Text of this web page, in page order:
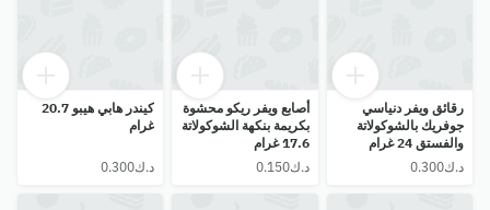
رقائق ويفر دنياسي
جوفريك بالشوكولاتة
والفستق 24 غرام
أصابع ويفر ريكو محشوة
بكريمة بنكهة الشوكولاتة
17.6 غرام
⁦د.ك0.150⁩
كيندر هابي هيبو 20.7
غرام